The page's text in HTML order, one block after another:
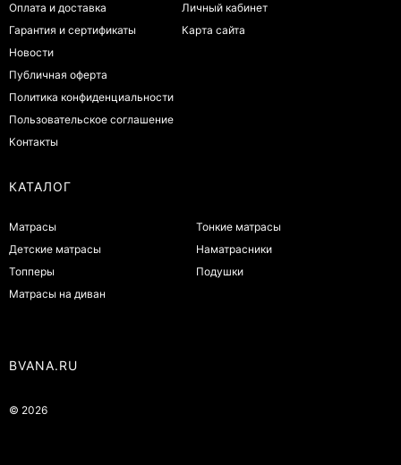
Оплата и доставка
Гарантия и сертификаты
Новости
Публичная оферта
Политика конфиденциальности
Пользовательское соглашение
Контакты
Личный кабинет
Карта сайта
КАТАЛОГ
Матрасы
Детские матрасы
Топперы
Матрасы на диван
Тонкие матрасы
Наматрасники
Подушки
BVANA.RU
© 2026